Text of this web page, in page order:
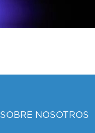
SOBRE NOSOTROS